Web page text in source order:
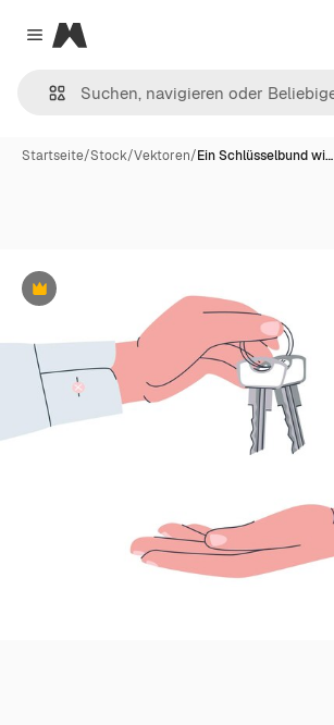
Close menu
Magnific
Startseite/Stock/Vektoren/Ein Schlüsselbund wi…
Premium